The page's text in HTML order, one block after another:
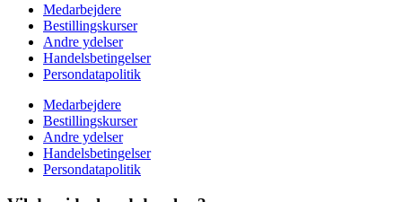
Medarbejdere
Bestillingskurser
Andre ydelser
Handelsbetingelser
Persondatapolitik
Medarbejdere
Bestillingskurser
Andre ydelser
Handelsbetingelser
Persondatapolitik